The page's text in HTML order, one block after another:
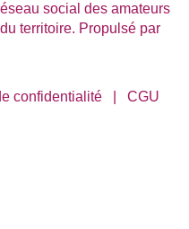
social des amateurs
territoire. Propulsé par
confidentialité |CGU